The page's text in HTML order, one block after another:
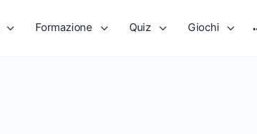
Formazione Quiz Giochi